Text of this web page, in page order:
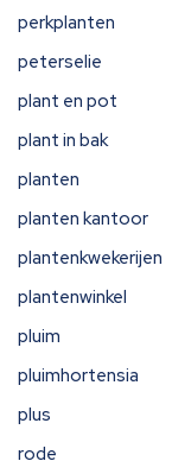
perkplanten
peterselie
plant en pot
plant in bak
planten
planten kantoor
plantenkwekerijen
plantenwinkel
pluim
pluimhortensia
plus
rode